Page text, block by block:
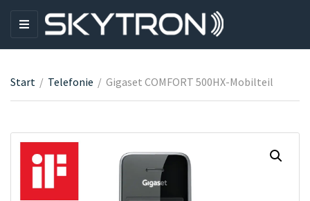
M
E
U
Start / Telefonie / Gigaset COMFORT 500HX-Mobilteil